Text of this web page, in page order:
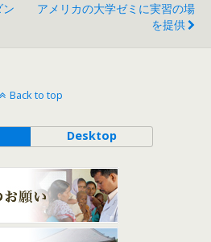
アメリカの大学ゼミに実習の場
を提供
Back to top
Desktop